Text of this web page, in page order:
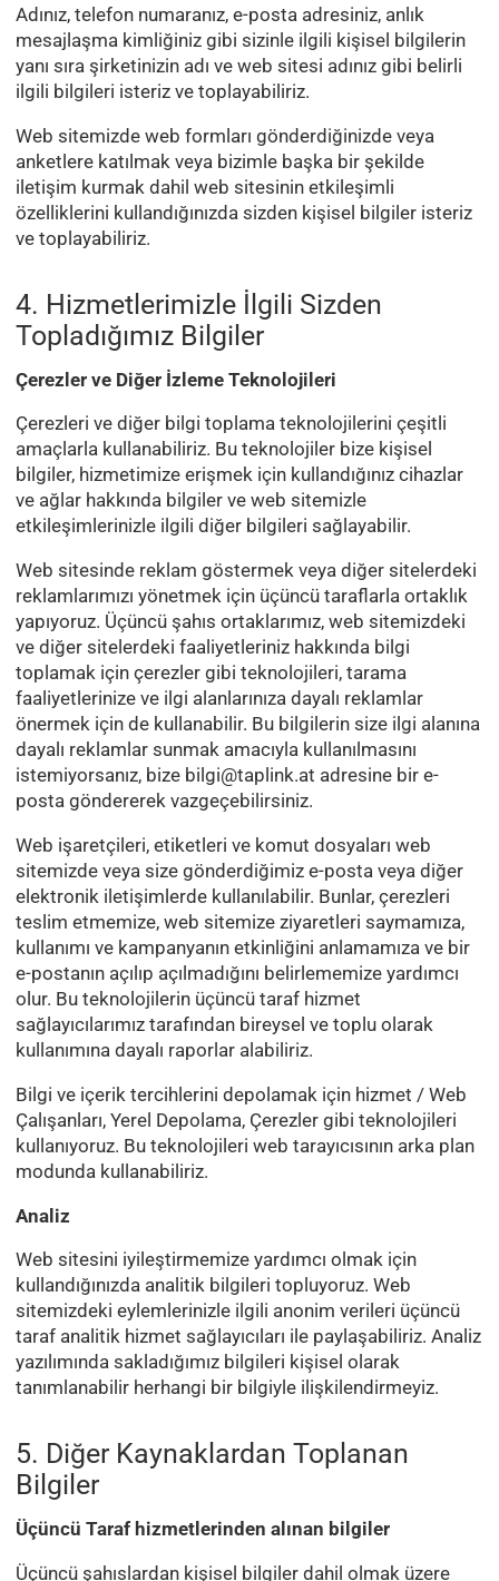
Adınız, telefon numaranız, e-posta adresiniz, anlık
mesajlaşma kimliğiniz gibi sizinle ilgili kişisel bilgilerin
yanı sıra şirketinizin adı ve web sitesi adınız gibi belirli
ilgili bilgileri isteriz ve toplayabiliriz.
Web sitemizde web formları gönderdiğinizde veya
anketlere katılmak veya bizimle başka bir şekilde
iletişim kurmak dahil web sitesinin etkileşimli
özelliklerini kullandığınızda sizden kişisel bilgiler isteriz
ve toplayabiliriz.
4. Hizmetlerimizle İlgili Sizden
Topladığımız Bilgiler
Çerezler ve Diğer İzleme Teknolojileri
Çerezleri ve diğer bilgi toplama teknolojilerini çeşitli
amaçlarla kullanabiliriz. Bu teknolojiler bize kişisel
bilgiler, hizmetimize erişmek için kullandığınız cihazlar
ve ağlar hakkında bilgiler ve web sitemizle
etkileşimlerinizle ilgili diğer bilgileri sağlayabilir.
Web sitesinde reklam göstermek veya diğer sitelerdeki
reklamlarımızı yönetmek için üçüncü taraflarla ortaklık
yapıyoruz. Üçüncü şahıs ortaklarımız, web sitemizdeki
ve diğer sitelerdeki faaliyetleriniz hakkında bilgi
toplamak için çerezler gibi teknolojileri, tarama
faaliyetlerinize ve ilgi alanlarınıza dayalı reklamlar
önermek için de kullanabilir. Bu bilgilerin size ilgi alanına
dayalı reklamlar sunmak amacıyla kullanılmasını
istemiyorsanız, bize bilgi@taplink.at adresine bir e-
posta göndererek vazgeçebilirsiniz.
Web işaretçileri, etiketleri ve komut dosyaları web
sitemizde veya size gönderdiğimiz e-posta veya diğer
elektronik iletişimlerde kullanılabilir. Bunlar, çerezleri
teslim etmemize, web sitemize ziyaretleri saymamıza,
kullanımı ve kampanyanın etkinliğini anlamamıza ve bir
e-postanın açılıp açılmadığını belirlememize yardımcı
olur. Bu teknolojilerin üçüncü taraf hizmet
sağlayıcılarımız tarafından bireysel ve toplu olarak
kullanımına dayalı raporlar alabiliriz.
Bilgi ve içerik tercihlerini depolamak için hizmet / Web
Çalışanları, Yerel Depolama, Çerezler gibi teknolojileri
kullanıyoruz. Bu teknolojileri web tarayıcısının arka plan
modunda kullanabiliriz.
Analiz
Web sitesini iyileştirmemize yardımcı olmak için
kullandığınızda analitik bilgileri topluyoruz. Web
sitemizdeki eylemlerinizle ilgili anonim verileri üçüncü
taraf analitik hizmet sağlayıcıları ile paylaşabiliriz. Analiz
yazılımında sakladığımız bilgileri kişisel olarak
tanımlanabilir herhangi bir bilgiyle ilişkilendirmeyiz.
5. Diğer Kaynaklardan Toplanan
Bilgiler
Üçüncü Taraf hizmetlerinden alınan bilgiler
Üçüncü şahıslardan kişisel bilgiler dahil olmak üzere